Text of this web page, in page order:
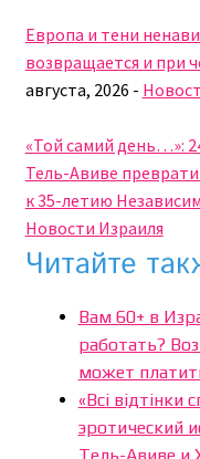
Европа и тени
возвращается и при
августа, 2026 -
«Той самий день…»:
Тель-Авиве
к 35-летию
Новости Израиля
Читайте
Вам 60+ в
работать?
может
«Всі відтінки
эротический